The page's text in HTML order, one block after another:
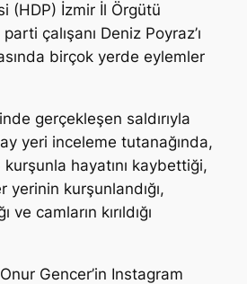
(HDP) İzmir İl Örgütü
çalışanı Deniz Poyraz’ı
birçok yerde eylemler
gerçekleşen saldırıyla
yeri inceleme tutanağında,
kurşunla hayatını kaybettiği,
yerinin kurşunlandığı,
ve camların kırıldığı
Gencer’in Instagram